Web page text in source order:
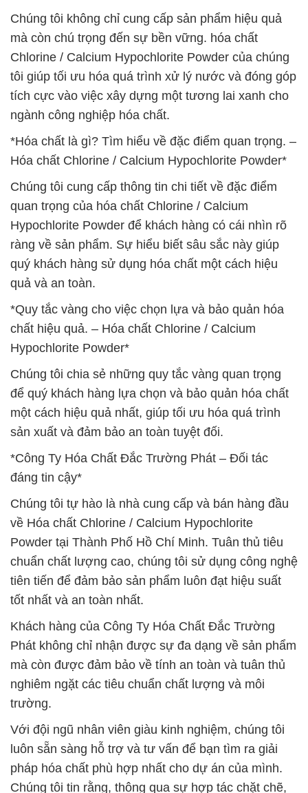
Chúng tôi không chỉ cung cấp sản phẩm hiệu quả
mà còn chú trọng đến sự bền vững. hóa chất
Chlorine / Calcium Hypochlorite Powder của chúng
tôi giúp tối ưu hóa quá trình xử lý nước và đóng góp
tích cực vào việc xây dựng một tương lai xanh cho
ngành công nghiệp hóa chất.
*Hóa chất là gì? Tìm hiểu về đặc điểm quan trọng. –
Hóa chất Chlorine / Calcium Hypochlorite Powder*
Chúng tôi cung cấp thông tin chi tiết về đặc điểm
quan trọng của hóa chất Chlorine / Calcium
Hypochlorite Powder để khách hàng có cái nhìn rõ
ràng về sản phẩm. Sự hiểu biết sâu sắc này giúp
quý khách hàng sử dụng hóa chất một cách hiệu
quả và an toàn.
*Quy tắc vàng cho việc chọn lựa và bảo quản hóa
chất hiệu quả. – Hóa chất Chlorine / Calcium
Hypochlorite Powder*
Chúng tôi chia sẻ những quy tắc vàng quan trọng
để quý khách hàng lựa chọn và bảo quản hóa chất
một cách hiệu quả nhất, giúp tối ưu hóa quá trình
sản xuất và đảm bảo an toàn tuyệt đối.
*Công Ty Hóa Chất Đắc Trường Phát – Đối tác
đáng tin cậy*
Chúng tôi tự hào là nhà cung cấp và bán hàng đầu
về Hóa chất Chlorine / Calcium Hypochlorite
Powder tại Thành Phố Hồ Chí Minh. Tuân thủ tiêu
chuẩn chất lượng cao, chúng tôi sử dụng công nghệ
tiên tiến để đảm bảo sản phẩm luôn đạt hiệu suất
tốt nhất và an toàn nhất.
Khách hàng của Công Ty Hóa Chất Đắc Trường
Phát không chỉ nhận được sự đa dạng về sản phẩm
mà còn được đảm bảo về tính an toàn và tuân thủ
nghiêm ngặt các tiêu chuẩn chất lượng và môi
trường.
Với đội ngũ nhân viên giàu kinh nghiệm, chúng tôi
luôn sẵn sàng hỗ trợ và tư vấn để bạn tìm ra giải
pháp hóa chất phù hợp nhất cho dự án của mình.
Chúng tôi tin rằng, thông qua sự hợp tác chặt chẽ,